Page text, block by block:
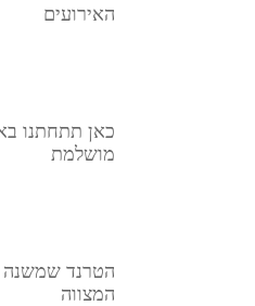
האירועים
כאן תתחתנו
מושלמת
הטרנד שמשנה
המצווה